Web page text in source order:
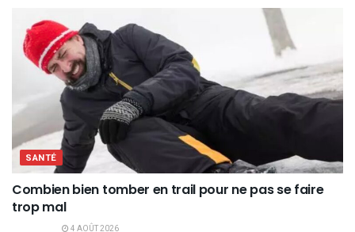
SANTÉ
Combien bien tomber en trail pour ne pas se faire
trop mal
4 AOÛT 2026